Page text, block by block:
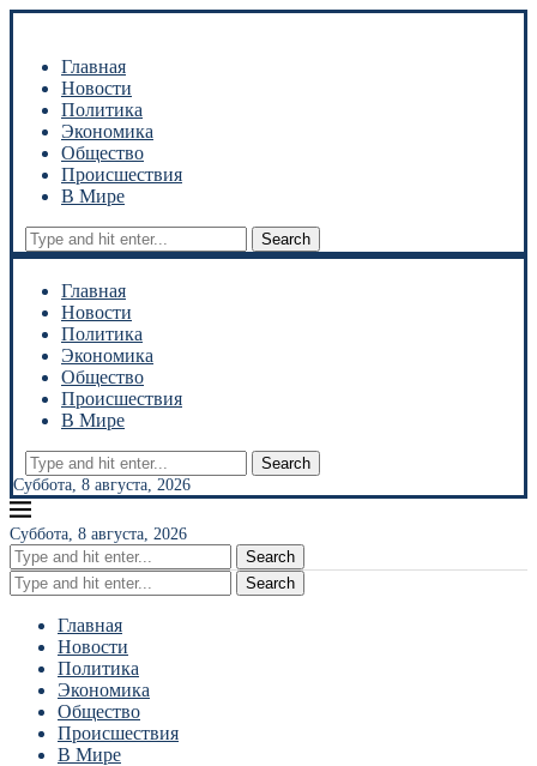
Главная
Новости
Политика
Экономика
Общество
Происшествия
В Мире
Search
Главная
Новости
Политика
Экономика
Общество
Происшествия
В Мире
Search
Суббота, 8 августа, 2026
Суббота, 8 августа, 2026
Search
Search
Главная
Новости
Политика
Экономика
Общество
Происшествия
В Мире